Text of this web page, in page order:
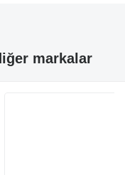
markalar